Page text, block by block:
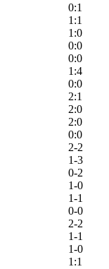
0:1
1:1
1:0
0:0
0:0
1:4
0:0
2:1
2:0
2:0
0:0
2-2
1-3
0-2
1-0
1-1
0-0
2-2
1-1
1-0
1:1